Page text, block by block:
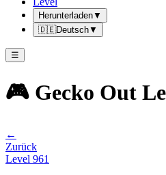
Herunterladen▼
🇩🇪Deutsch▼
☰
🎮 Gecko Out
←
Zurück
Level 961